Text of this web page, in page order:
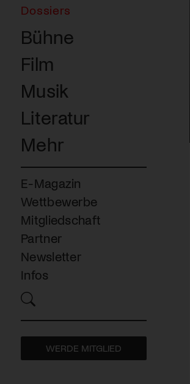
Dossiers
Bühne
Film
Musik
Literatur
Mehr
E-Magazin
Wettbewerbe
Mitgliedschaft
Partner
Newsletter
Infos
WERDE MITGLIED